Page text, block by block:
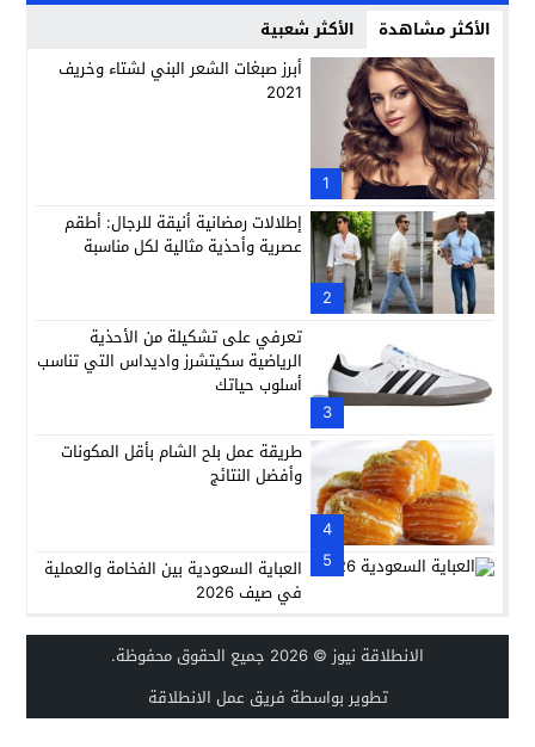
الأكثر مشاهدة الأكثر شعبية
1
أبرز صبغات الشعر البني لشتاء وخريف
2021
2
إطلالات رمضانية أنيقة للرجال: أطقم
عصرية وأحذية مثالية لكل مناسبة
3
تعرفي على تشكيلة من الأحذية
الرياضية سكيتشرز واديداس التي تناسب
أسلوب حياتك
4
طريقة عمل بلح الشام بأقل المكونات
وأفضل النتائج
5
العباية السعودية بين الفخامة والعملية
في صيف 2026
الانطلاقة نيوز © 2026 جميع الحقوق محفوظة.
تطوير بواسطة فريق عمل الانطلاقة